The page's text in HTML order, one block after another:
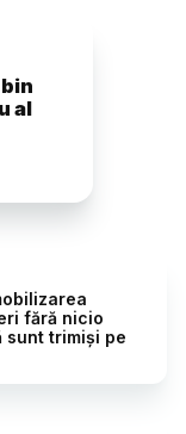
al
fără nicio
sunt trimiși pe